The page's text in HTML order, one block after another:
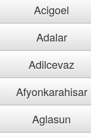
Acigoel
Adalar
Adilcevaz
Afyonkarahisar
Aglasun